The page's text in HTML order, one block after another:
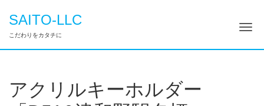
SAITO-LLC
こだわりをカタチに ナ
アクリルキーホルダー